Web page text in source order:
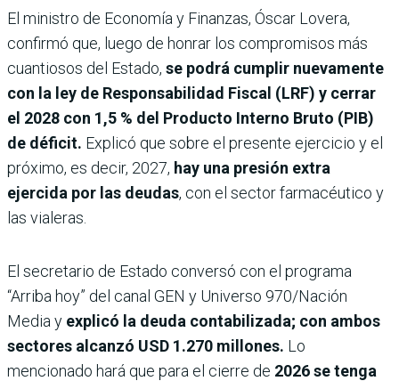
El ministro de Economía y Finanzas, Óscar Lovera,
confirmó que, luego de honrar los compromisos más
cuantiosos del Estado, se podrá cumplir nuevamente
con la ley de Responsabilidad Fiscal (LRF) y cerrar
el 2028 con 1,5 % del Producto Interno Bruto (PIB)
de déficit. Explicó que sobre el presente ejercicio y el
próximo, es decir, 2027, hay una presión extra
ejercida por las deudas, con el sector farmacéutico y
las vialeras.
El secretario de Estado conversó con el programa
“Arriba hoy” del canal GEN y Universo 970/Nación
Media y explicó la deuda contabilizada; con ambos
sectores alcanzó USD 1.270 millones. Lo
mencionado hará que para el cierre de 2026 se tenga